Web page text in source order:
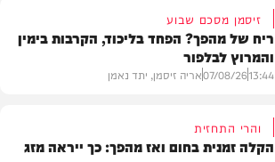
זיסמן מסכם שבוע
ריח של מהפך? הפחד בליכוד, הקרבות בימין
והמרוץ לבלפור
13:44
07/08/26אריה זיסמן, יתד נאמן
והרי התחזית
הקלה זמנית בחום ואז מהפך: כך ייראה מזג